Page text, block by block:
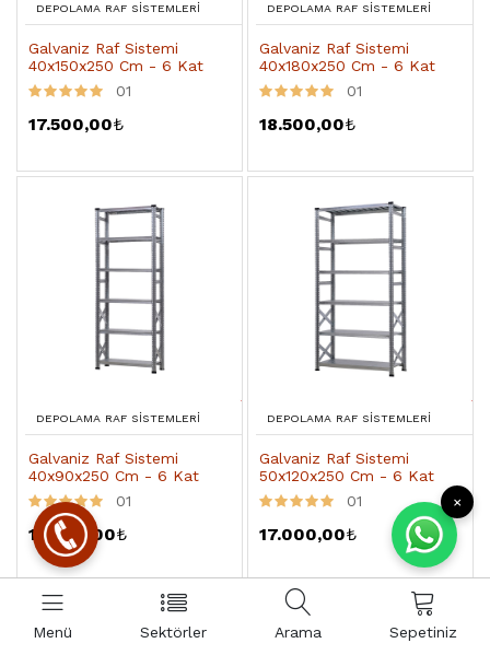
DEPOLAMA RAF SISTEMLERI
Galvaniz Raf Sistemi
40x150x250 Cm - 6 Kat
01
17.500,00₺
DEPOLAMA RAF SISTEMLERI
Galvaniz Raf Sistemi
40x180x250 Cm - 6 Kat
01
18.500,00₺
DEPOLAMA RAF SISTEMLERI
Galvaniz Raf Sistemi
40x90x250 Cm - 6 Kat
01
16.000,00₺
DEPOLAMA RAF SISTEMLERI
Galvaniz Raf Sistemi
50x120x250 Cm - 6 Kat
01
17.000,00₺
Menü Sektörler Arama Sepetiniz
×